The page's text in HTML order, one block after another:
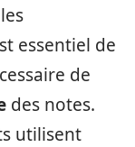
essentiel de
de
des notes.
utilisent